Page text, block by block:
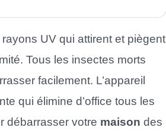
UV qui attirent et piègent
Tous les insectes morts
facilement. L’appareil
qui élimine d’office tous les
débarrasser votre maison des